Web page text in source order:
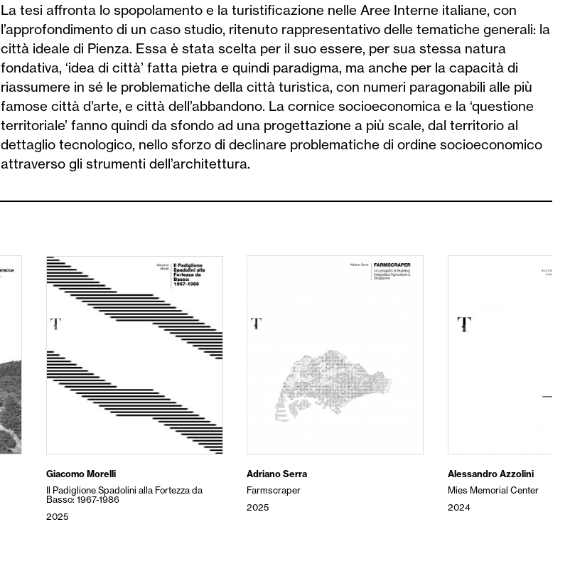
La tesi affronta lo spopolamento e la turistificazione nelle Aree Interne italiane, con
l’approfondimento di un caso studio, ritenuto rappresentativo delle tematiche generali: la
città ideale di Pienza. Essa è stata scelta per il suo essere, per sua stessa natura
fondativa, ‘idea di città’ fatta pietra e quindi paradigma, ma anche per la capacità di
riassumere in sé le problematiche della città turistica, con numeri paragonabili alle più
famose città d’arte, e città dell’abbandono. La cornice socioeconomica e la ‘questione
territoriale’ fanno quindi da sfondo ad una progettazione a più scale, dal territorio al
dettaglio tecnologico, nello sforzo di declinare problematiche di ordine socioeconomico
attraverso gli strumenti dell’architettura.
Giacomo Morelli
Il Padiglione Spadolini alla Fortezza da
Basso: 1967-1986
2025
Adriano Serra
Farmscraper
2025
Alessandro Azzolini
Mies Memorial Center
2024